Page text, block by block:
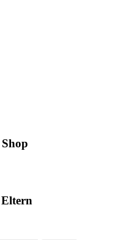
Eltern